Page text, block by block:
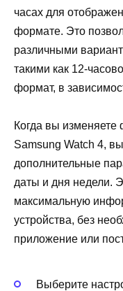
часах для
формате. Это
различными
такими как 12-
формат, в
Когда вы
Samsung Watch 4,
дополнительные
даты и дня недели.
максимальную
устройства, без
приложение или
Выберите